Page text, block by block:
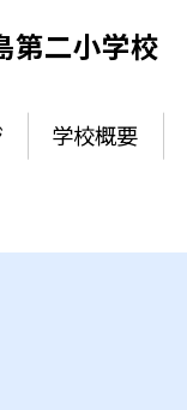
第二小学校
学校概要